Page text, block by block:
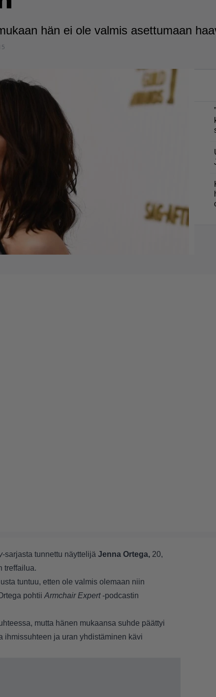
hän ei ole valmis asettumaan
-sarjasta tunnettu näyttelijä Jenna Ortega, 20,
treffailua.
tuntuu, etten ole valmis olemaan niin
pohtii Armchair Expert-podcastin
mutta hänen mukaansa suhde päättyi
ihmissuhteen ja uran yhdistäminen kävi